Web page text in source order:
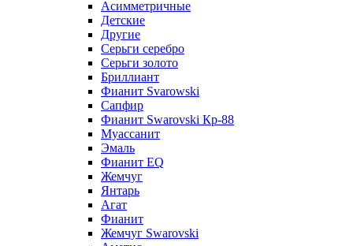
Асимметричные
Детские
Другие
Серьги серебро
Серьги золото
Бриллиант
Фианит Svarowski
Сапфир
Фианит Swarovski Кр-88
Муассанит
Эмаль
Фианит EQ
Жемчуг
Янтарь
Агат
Фианит
Жемчуг Swarovski